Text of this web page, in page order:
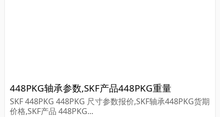
448PKG轴承参数,SKF产品448PKG重量
SKF 448PKG 448PKG 尺寸参数报价,SKF轴承448PKG货期
价格,SKF产品 448PKG...